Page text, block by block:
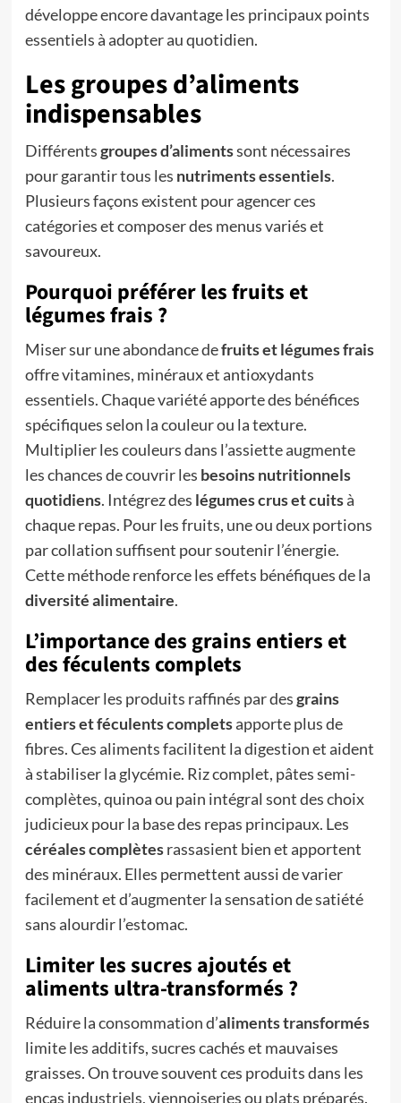
développe encore davantage les principaux points
essentiels à adopter au quotidien.
Les groupes d’aliments
indispensables
Différentsgroupes d’alimentssont nécessaires
pour garantir tous les nutriments essentiels.
Plusieurs façons existent pour agencer ces
catégories et composer des menus variés et
savoureux.
Pourquoi préférer les fruits et
légumes frais ?
Miser sur une abondance defruits et légumes frais
offre vitamines, minéraux et antioxydants
essentiels. Chaque variété apporte des bénéfices
spécifiques selon la couleur ou la texture.
Multiplier les couleurs dans l’assiette augmente
les chances de couvrir les besoins nutritionnels
quotidiens. Intégrez des légumes crus et cuitsà
chaque repas. Pour les fruits, une ou deux portions
par collation suffisent pour soutenir l’énergie.
Cette méthode renforce les effets bénéfiques de la
diversité alimentaire.
L’importance des grains entiers et
des féculents complets
Remplacer les produits raffinés par desgrains
entiers et féculents completsapporte plus de
fibres. Ces aliments facilitent la digestion et aident
à stabiliser la glycémie. Riz complet, pâtes semi-
complètes, quinoa ou pain intégral sont des choix
judicieux pour la base des repas principaux. Les
céréales complètesrassasient bien et apportent
des minéraux. Elles permettent aussi de varier
facilement et d’augmenter la sensation de satiété
sans alourdir l’estomac.
Limiter les sucres ajoutés et
aliments ultra-transformés ?
Réduire la consommation d’aliments transformés
limite les additifs, sucres cachés et mauvaises
graisses. On trouve souvent ces produits dans les
encas industriels, viennoiseries ou plats préparés.